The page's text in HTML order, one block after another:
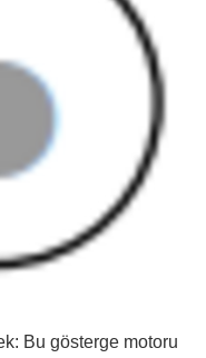
Bu gösterge motoru